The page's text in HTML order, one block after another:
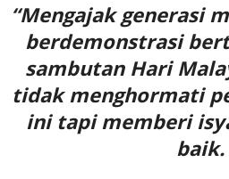
“Mengajak generasi
berdemonstrasi
sambutan Hari
tidak menghormati
ini tapi memberi
baik.